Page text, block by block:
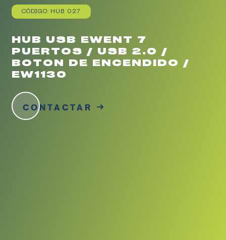
CÓDIGO: HUB 027
HUB USB EWENT 7
PUERTOS / USB 2.0 /
BOTON DE ENCENDIDO /
EW1130
CONTACTAR